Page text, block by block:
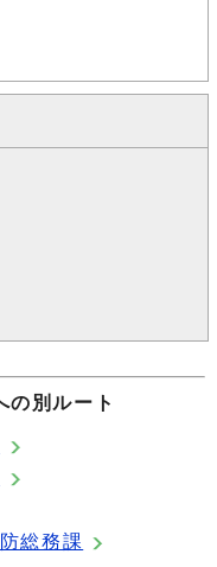
別ルート
総務課